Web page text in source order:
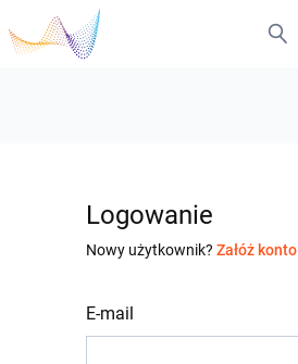
Logowanie
Nowy użytkownik? Załóż konto
E-mail